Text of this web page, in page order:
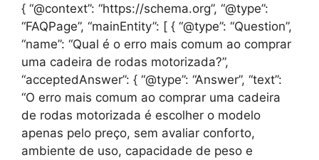
{ “@context”: “https://schema.org”, “@type”:
“FAQPage”, “mainEntity”: [ { “@type”: “Question”,
“name”: “Qual é o erro mais comum ao comprar
uma cadeira de rodas motorizada?”,
“acceptedAnswer”: { “@type”: “Answer”, “text”:
“O erro mais comum ao comprar uma cadeira
de rodas motorizada é escolher o modelo
apenas pelo preço, sem avaliar conforto,
ambiente de uso, capacidade de peso e